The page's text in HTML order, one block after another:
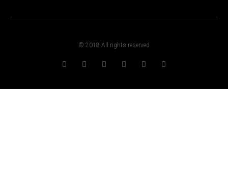
© 2018 All rights reserved